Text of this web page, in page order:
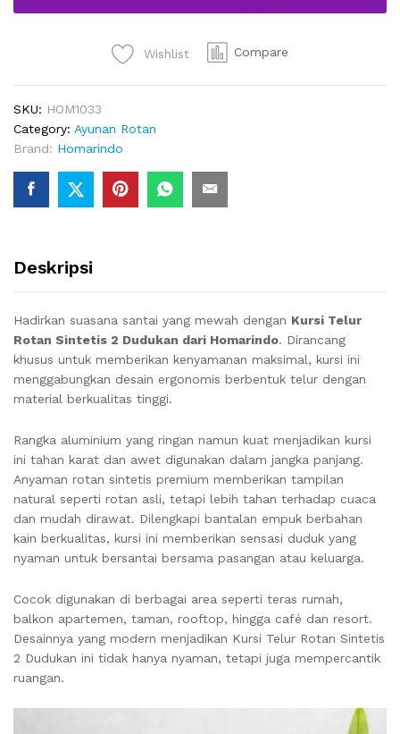
Dudukan
Wishlist Compare
SKU: HOM1033
Category: Ayunan Rotan
Brand: Homarindo
Deskripsi
Hadirkan suasana santai yang mewah dengan Kursi Telur
Rotan Sintetis 2 Dudukan dari Homarindo. Dirancang
khusus untuk memberikan kenyamanan maksimal, kursi ini
menggabungkan desain ergonomis berbentuk telur dengan
material berkualitas tinggi.
Rangka aluminium yang ringan namun kuat menjadikan kursi
ini tahan karat dan awet digunakan dalam jangka panjang.
Anyaman rotan sintetis premium memberikan tampilan
natural seperti rotan asli, tetapi lebih tahan terhadap cuaca
dan mudah dirawat. Dilengkapi bantalan empuk berbahan
kain berkualitas, kursi ini memberikan sensasi duduk yang
nyaman untuk bersantai bersama pasangan atau keluarga.
Cocok digunakan di berbagai area seperti teras rumah,
balkon apartemen, taman, rooftop, hingga café dan resort.
Desainnya yang modern menjadikan Kursi Telur Rotan Sintetis
2 Dudukan ini tidak hanya nyaman, tetapi juga mempercantik
ruangan.